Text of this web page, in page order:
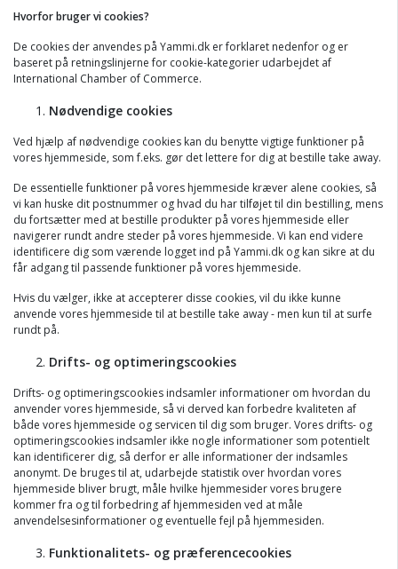
Hvorfor bruger vi cookies?
De cookies der anvendes på Yammi.dk er forklaret nedenfor og er
baseret på retningslinjerne for cookie-kategorier udarbejdet af
International Chamber of Commerce.
Nødvendige cookies
Ved hjælp af nødvendige cookies kan du benytte vigtige funktioner på
vores hjemmeside, som f.eks. gør det lettere for dig at bestille take away.
De essentielle funktioner på vores hjemmeside kræver alene cookies, så
vi kan huske dit postnummer og hvad du har tilføjet til din bestilling, mens
du fortsætter med at bestille produkter på vores hjemmeside eller
navigerer rundt andre steder på vores hjemmeside. Vi kan end videre
identificere dig som værende logget ind på Yammi.dk og kan sikre at du
får adgang til passende funktioner på vores hjemmeside.
Hvis du vælger, ikke at accepterer disse cookies, vil du ikke kunne
anvende vores hjemmeside til at bestille take away - men kun til at surfe
rundt på.
Drifts- og optimeringscookies
Drifts- og optimeringscookies indsamler informationer om hvordan du
anvender vores hjemmeside, så vi derved kan forbedre kvaliteten af
både vores hjemmeside og servicen til dig som bruger. Vores drifts- og
optimeringscookies indsamler ikke nogle informationer som potentielt
kan identificerer dig, så derfor er alle informationer der indsamles
anonymt. De bruges til at, udarbejde statistik over hvordan vores
hjemmeside bliver brugt, måle hvilke hjemmesider vores brugere
kommer fra og til forbedring af hjemmesiden ved at måle
anvendelsesinformationer og eventuelle fejl på hjemmesiden.
Funktionalitets- og præferencecookies